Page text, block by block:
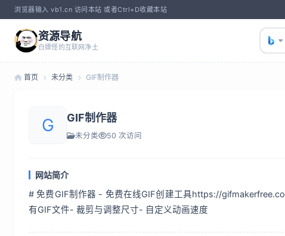
浏览器输入 vb1.cn 访问本站 或者Ctrl+D收藏本站
资源导航
白嫖怪的互联网净土
首页 未分类 GIF制作器
G GIF制作器
未分类 50 次访问
网站简介
# 免费GIF制作器 - 免费在线GIF创建工具https://
有GIF文件- 裁剪与调整尺寸- 自定义动画速度